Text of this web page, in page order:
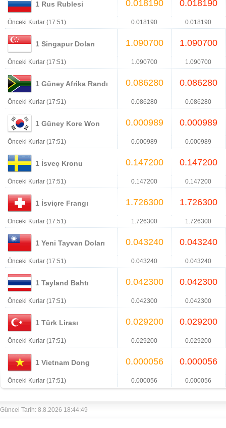
1 Rus Rublesi 0.018190 0.018190
Önceki Kurlar (17:51) 0.018190 0.018190
1 Singapur Doları 1.090700 1.090700
Önceki Kurlar (17:51) 1.090700 1.090700
1 Güney Afrika Randı 0.086280 0.086280
Önceki Kurlar (17:51) 0.086280 0.086280
1 Güney Kore Won 0.000989 0.000989
Önceki Kurlar (17:51) 0.000989 0.000989
1 İsveç Kronu 0.147200 0.147200
Önceki Kurlar (17:51) 0.147200 0.147200
1 İsviçre Frangı 1.726300 1.726300
Önceki Kurlar (17:51) 1.726300 1.726300
1 Yeni Tayvan Doları 0.043240 0.043240
Önceki Kurlar (17:51) 0.043240 0.043240
1 Tayland Bahtı 0.042300 0.042300
Önceki Kurlar (17:51) 0.042300 0.042300
1 Türk Lirası 0.029200 0.029200
Önceki Kurlar (17:51) 0.029200 0.029200
1 Vietnam Dong 0.000056 0.000056
Önceki Kurlar (17:51) 0.000056 0.000056
Güncel Tarih: 8.8.2026 18:44:49